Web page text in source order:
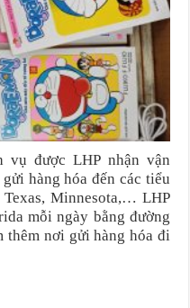
được LHP nhận vận
hàng hóa đến các tiểu
Minnesota,… LHP
mỗi ngày bằng đường
thêm nơi gửi hàng hóa đi